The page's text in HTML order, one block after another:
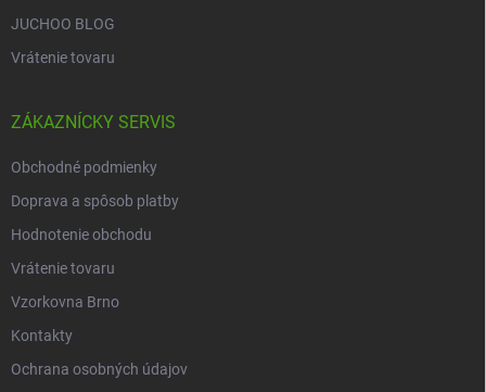
JUCHOO BLOG
Vrátenie tovaru
ZÁKAZNÍCKY SERVIS
Obchodné podmienky
Doprava a spôsob platby
Hodnotenie obchodu
Vrátenie tovaru
Vzorkovna Brno
Kontakty
Ochrana osobných údajov